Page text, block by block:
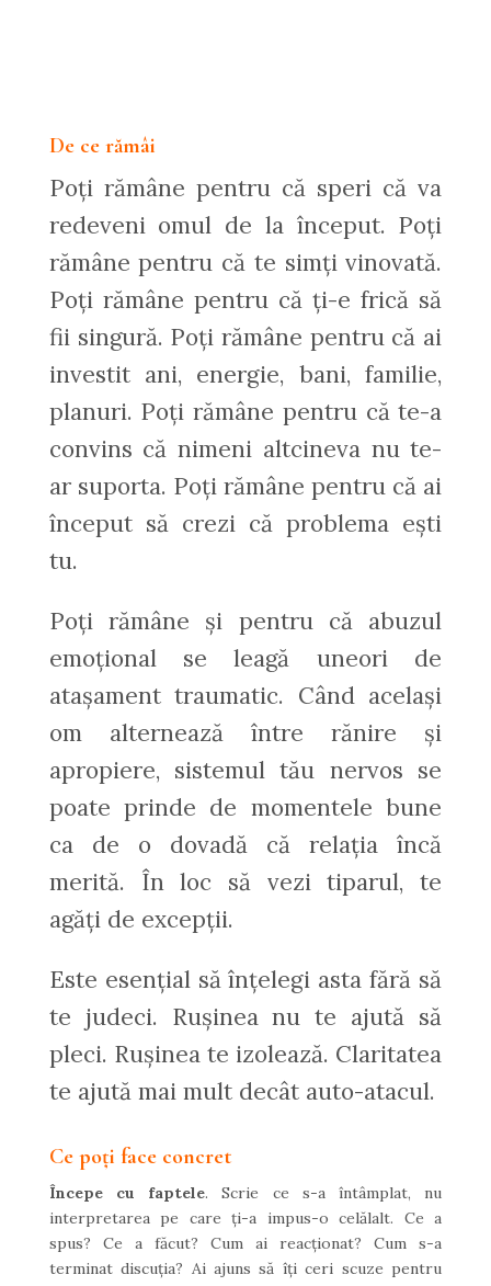
De ce rămâi
Poți rămâne pentru că speri că va
redeveni omul de la început. Poți
rămâne pentru că te simți vinovată.
Poți rămâne pentru că ți-e frică să
fii singură. Poți rămâne pentru că ai
investit ani, energie, bani, familie,
planuri. Poți rămâne pentru că te-a
convins că nimeni altcineva nu te-
ar suporta. Poți rămâne pentru că ai
început să crezi că problema ești
tu.
Poți rămâne și pentru că abuzul
emoțional se leagă uneori de
atașament traumatic. Când același
om alternează între rănire și
apropiere, sistemul tău nervos se
poate prinde de momentele bune
ca de o dovadă că relația încă
merită. În loc să vezi tiparul, te
agăți de excepții.
Este esențial să înțelegi asta fără să
te judeci. Rușinea nu te ajută să
pleci. Rușinea te izolează. Claritatea
te ajută mai mult decât auto-atacul.
Ce poți face concret
Începe cu faptele. Scrie ce s-a întâmplat, nu
interpretarea pe care ți-a impus-o celălalt. Ce a
spus? Ce a făcut? Cum ai reacționat? Cum s-a
terminat discuția? Ai ajuns să îți ceri scuze pentru